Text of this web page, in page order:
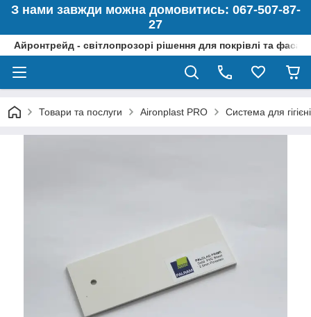
З нами завжди можна домовитись: 067-507-87-
27
Айронтрейд - світлопрозорі рішення для покрівлі та
Товари та послуги Aironplast PRO Система для